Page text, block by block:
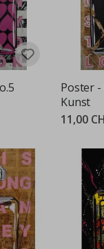
Poster -
Kunst
11,00